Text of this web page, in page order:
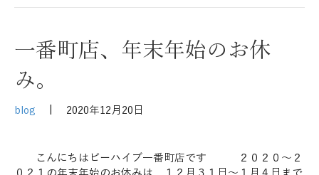
一番町店、年末年始のお休
み。
blog 2020年12月20日
こんにちはビーハイブ一番町店です ２０２０～２